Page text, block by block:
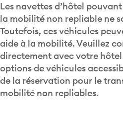
Les navettes d’hôtel
la mobilité non repliable ne
Toutefois, ces véhicules
aide à la mobilité. Veuillez
directement avec votre
options de véhicules
de la réservation pour le
mobilité non repliables.